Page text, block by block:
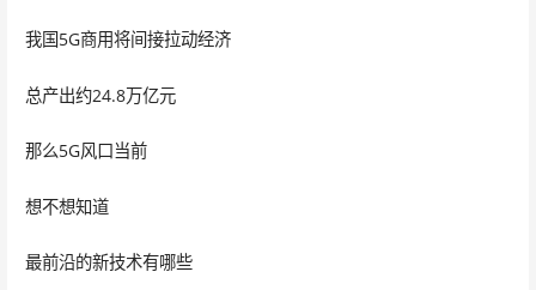
我国5G商用将间接拉动经济
总产出约24.8万亿元
那么5G风口当前
想不想知道
最前沿的新技术有哪些